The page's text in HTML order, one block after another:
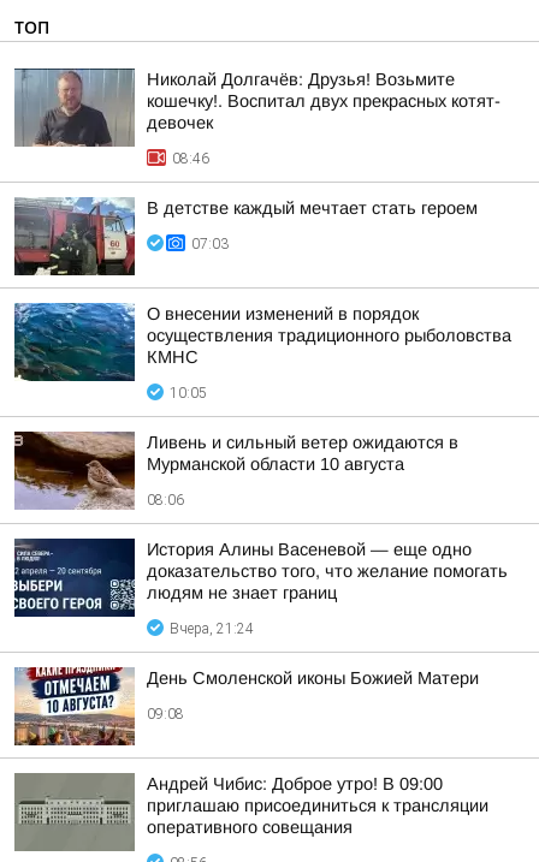
ТОП
Николай Долгачёв: Друзья! Возьмите
кошечку!. Воспитал двух прекрасных котят-
девочек
08:46
В детстве каждый мечтает стать героем
07:03
О внесении изменений в порядок
осуществления традиционного рыболовства
КМНС
10:05
Ливень и сильный ветер ожидаются в
Мурманской области 10 августа
08:06
История Алины Васеневой — еще одно
доказательство того, что желание помогать
людям не знает границ
Вчера, 21:24
День Смоленской иконы Божией Матери
09:08
Андрей Чибис: Доброе утро! В 09:00
приглашаю присоединиться к трансляции
оперативного совещания